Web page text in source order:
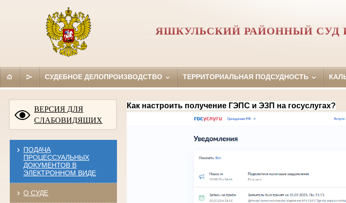
ЯШКУЛЬСКИЙ РАЙОННЫЙ
СУДЕБНОЕ ДЕЛОПРОИЗВОДСТВО ТЕРРИТОРИАЛЬНАЯ ПОДСУДНОСТЬ
ВЕРСИЯ ДЛЯ
СЛАБОВИДЯЩИХ
ПОДАЧА
ПРОЦЕССУАЛЬНЫХ
ДОКУМЕНТОВ В
ЭЛЕКТРОННОМ ВИДЕ
О СУДЕ
Как настроить получение ГЭПС и ЭЗП на госуслугах?